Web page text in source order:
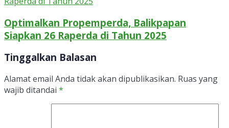
Optimalkan Propemperda, Balikpapan
Siapkan 26 Raperda di Tahun 2025
Tinggalkan Balasan
Alamat email Anda tidak akan dipublikasikan. Ruas yang
wajib ditandai *